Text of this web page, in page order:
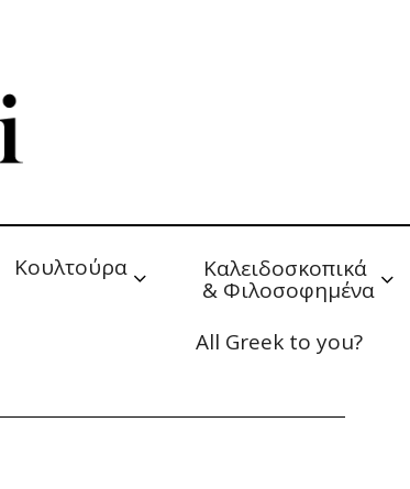
Κουλτούρα Καλειδοσκοπικά
& Φιλοσοφημένα
All Greek to you?